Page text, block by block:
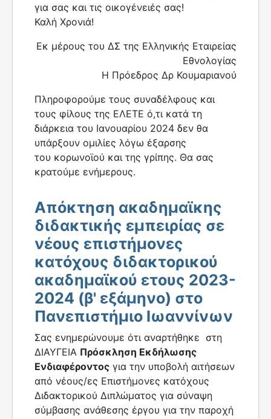
για σας και τις οικογένειές σας!
Καλή Χρονιά!
Εκ μέρους του ΔΣ της Ελληνικής Εταιρείας
Εθνολογίας
Η Πρόεδρος Δρ Κουμαριανού
Πληροφορούμε τους συναδέλφους και
τους φίλους της ΕΛΕΤΕ ό,τι κατά τη
διάρκεια του Ιανουαρίου 2024 δεν θα
υπάρξουν ομιλίες λόγω έξαρσης
του κορωνοϊού και της γρίπης. Θα σας
κρατούμε ενήμερους.
Απόκτηση ακαδημαϊκης
διδακτικής εμπειρίας σε
νέους επιστήμονες
κατόχους διδακτορικού
ακαδημαϊκού ετους 2023-
2024 (β' εξάμηνο) στο
Πανεπιστήμιο Ιωαννίνων
Σας ενημερώνουμε ότι αναρτήθηκε στη
ΔΙΑΥΓΕΙΑ Πρόσκληση Εκδήλωσης
Ενδιαφέροντος για την υποβολή αιτήσεων
από νέους/ες Επιστήμονες κατόχους
Διδακτορικού Διπλώματος για σύναψη
σύμβασης ανάθεσης έργου για την παροχή